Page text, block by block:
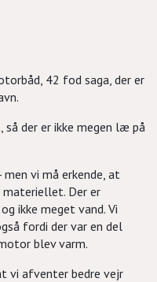
42 fod saga, der er
der er ikke megen læ på
vi må erkende, at
Der er
ikke meget vand. Vi
fordi der var en del
blev varm.
vi afventer bedre vejr